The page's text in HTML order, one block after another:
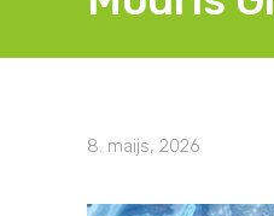
8. maijs, 2026